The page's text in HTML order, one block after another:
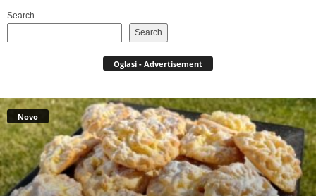
Search
Search
Oglasi - Advertisement
Novo